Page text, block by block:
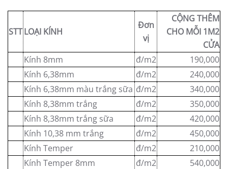
STTLOẠI KÍNH
Đơn
vị
CỘNG THÊM
CHO MỖI 1M2
CỬA
Kính 8mm
đ/m2
190,000
Kính 6,38mm
đ/m2
240,000
Kính 6,38mm màu trắng sữa đ/m2
340,000
Kính 8,38mm trắng
đ/m2
350,000
Kính 8,38mm trắng sữa
đ/m2
420,000
Kính 10,38 mm trắng
đ/m2
450,000
Kính Temper
đ/m2
210,000
Kính Temper 8mm
đ/m2
540,000